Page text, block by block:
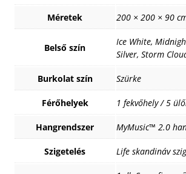
Méretek 200 × 200 × 90
Belső szín
Ice White,
Silver, Storm
Burkolat szín Szürke
Férőhelyek 1 fekvőhely / 5
Hangrendszer MyMusic™ 2.0
Szigetelés Life skandináv